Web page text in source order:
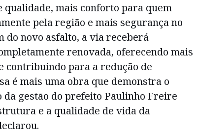
qualidade, mais conforto para quem
pela região e mais segurança no
do novo asfalto, a via receberá
renovada, oferecendo mais
contribuindo para a redução de
é mais uma obra que demonstra o
da gestão do prefeito Paulinho Freire
e a qualidade de vida da